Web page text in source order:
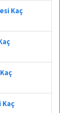
Kaç
Kaç